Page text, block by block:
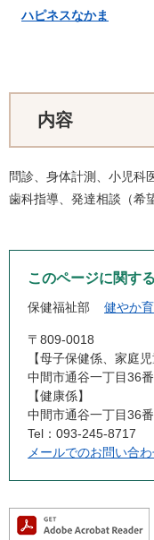
ハピネスなかま
内容
問診、身体計測、小児科
歯科指導、発達相談（希
このページに関す
保健福祉部 健やか
〒809-0018
【母子保健係、家庭
中間市通谷一丁目36
【健康係
中間市通谷一丁目36
Tel：093-245-8717
メールでのお問い合